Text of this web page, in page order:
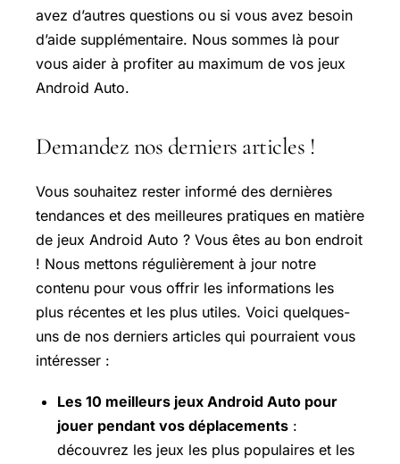
avez d’autres questions ou si vous avez besoin
d’aide supplémentaire. Nous sommes là pour
vous aider à profiter au maximum de vos jeux
Android Auto.
Demandez nos derniers articles !
Vous souhaitez rester informé des dernières
tendances et des meilleures pratiques en matière
de jeux Android Auto ? Vous êtes au bon endroit
! Nous mettons régulièrement à jour notre
contenu pour vous offrir les informations les
plus récentes et les plus utiles. Voici quelques-
uns de nos derniers articles qui pourraient vous
intéresser :
Les 10 meilleurs jeux Android Auto pour
jouer pendant vos déplacements :
découvrez les jeux les plus populaires et les